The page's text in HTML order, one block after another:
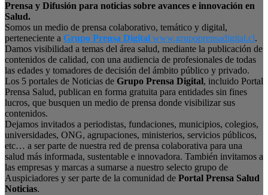
Prensa y Difusión para noticias sobre avances e innovación en
Salud.
Somos un medio de prensa colaborativo, temático y digital,
perteneciente a Grupo Prensa Digital www.grupoprensadigital.cl.
Damos visibilidad a temas del área salud, mediante la publicación de
contenidos de calidad, con una audiencia de profesionales de todas
las edades y tomadores de decisión del ámbito público y privado.
Los 5 portales de Noticias de Grupo Prensa Digital, incluido Portal
Prensa Salud, publican en forma gratuita para entidades sin fines
lucros, que busquen un medio de prensa donde visibilizar sus
contenidos.
Dejamos invitados a periodistas, fundaciones, municipios, colegios,
universidades, ONG, agrupaciones, ministerios, servicios públicos,
etc… a ser parte de nuestra red de prensa colaborativa para una
salud más informada, sustentable e innovadora. También invitamos a
las empresas y marcas a sumarse a nuestro selecto grupo de
Auspiciadores y ser parte de la comunidad de Portal Prensa Salud
Noticias.